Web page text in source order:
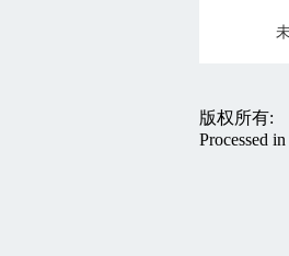
版权所有:
Processed